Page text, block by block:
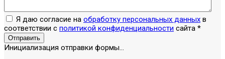
Я даю согласие на обработку персональных данных в
соответствии с политикой конфиденциальности сайта *
Отправить
Инициализация отправки формы...